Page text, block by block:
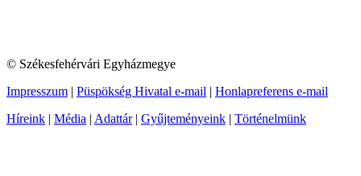
© Székesfehérvári Egyházmegye
Impresszum | Püspökség Hivatal e-mail | Honlapreferens e-mail
Híreink | Média | Adattár| Gyűjteményeink | Történelmünk